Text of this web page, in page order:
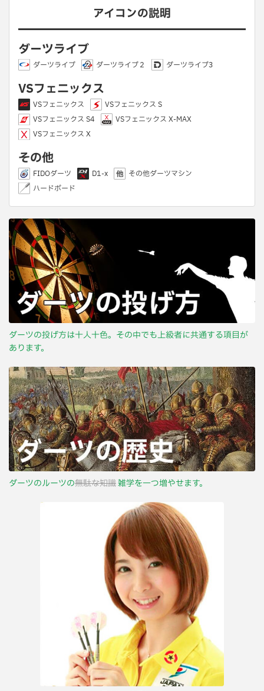
アイコンの説明
ダーツライブ
ダーツライブ ダーツライブ２ ダーツライブ3
VSフェニックス
VSフェニックス
VSフェニックス S
VSフェニックス S4
VSフェニックス X-MAX
VSフェニックス X
その他
FIDOダーツ D1-x
その他ダーツマシン
ハードボード
ダーツの投げ方は十人十色。その中でも上級者に共通する項目が
あります。
ダーツのルーツの無駄な知識雑学を一つ増やせます。